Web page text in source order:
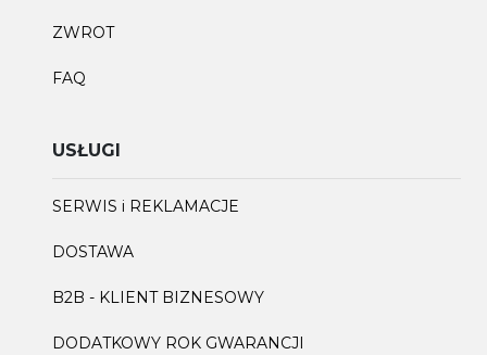
ZWROT
FAQ
USŁUGI
SERWIS i REKLAMACJE
DOSTAWA
B2B - KLIENT BIZNESOWY
DODATKOWY ROK GWARANCJI